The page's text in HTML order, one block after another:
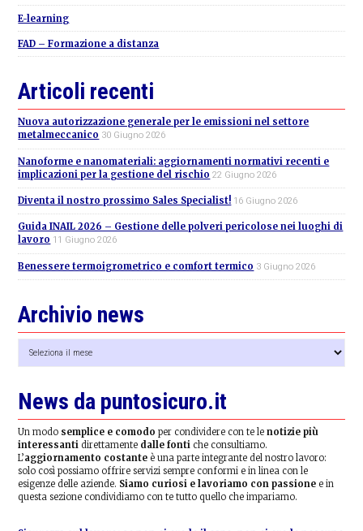
E-learning
FAD – Formazione a distanza
Articoli recenti
Nuova autorizzazione generale per le emissioni nel settore
metalmeccanico 30 Giugno 2026
Nanoforme e nanomateriali: aggiornamenti normativi recenti e
implicazioni per la gestione del rischio 22 Giugno 2026
Diventa il nostro prossimo Sales Specialist! 16 Giugno 2026
Guida INAIL 2026 – Gestione delle polveri pericolose nei luoghi di
lavoro 11 Giugno 2026
Benessere termoigrometrico e comfort termico 3 Giugno 2026
Archivio news
news
News da puntosicuro.it
Un modo semplice e comodo per condividere con te lenotizie più
interessanti direttamente dalle fonti che consultiamo.
L’aggiornamento costante è una parte integrante del nostro lavoro:
solo così possiamo offrire servizi sempre conformi e in linea con le
esigenze delle aziende. Siamo curiosi e lavoriamo con passione e in
questa sezione condividiamo con te tutto quello che impariamo.